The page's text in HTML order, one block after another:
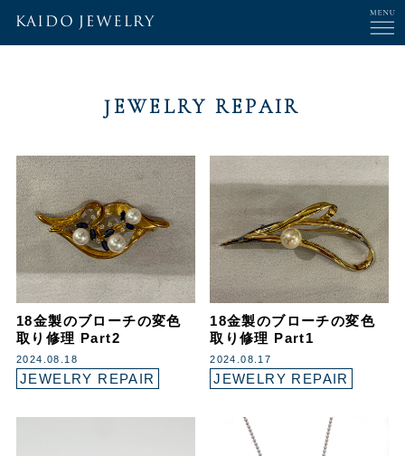
JEWELRY REPAIR
18金製のブローチの変色
取り修理 Part2
2024.08.18
JEWELRY REPAIR
18金製のブローチの変色
取り修理 Part1
2024.08.17
JEWELRY REPAIR